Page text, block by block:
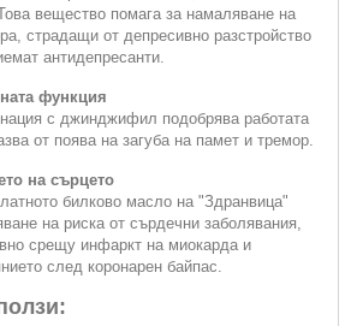
вещество помага за намаляване на
страдащи от депресивно разстройство
антидепресанти.
функция
с джинджифил подобрява работата
от поява на загуба на памет и тремор.
на сърцето
билково масло на "Здранвица"
на риска от сърдечни заболявания,
срещу инфаркт на миокарда и
след коронарен байпас.